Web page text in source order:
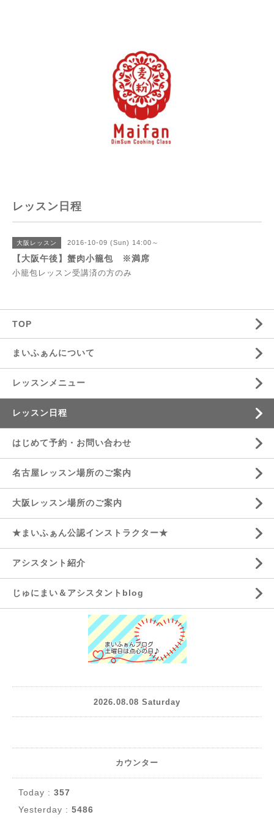
レッスン日程
大阪レッスン 2016-10-09 (Sun) 14:00～
【大阪午後】蟹肉小籠包 ※満席
小籠包レッスン受講済の方のみ
TOP
まいふぁんについて
レッスンメニュー
レッスン日程
はじめて予約・お問い合わせ
名古屋レッスン場所のご案内
大阪レッスン場所のご案内
★まいふぁん公認インストラクター★
アシスタント紹介
じゅにまい＆アシスタントblog
2026.08.08 Saturday
カウンター
Today : 357
Yesterday : 5486